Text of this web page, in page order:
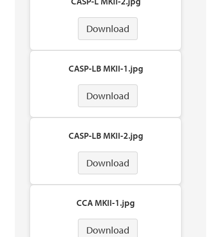
Download
CASP-LB MKII-1.jpg
Download
CASP-LB MKII-2.jpg
Download
CCA MKII-1.jpg
Download